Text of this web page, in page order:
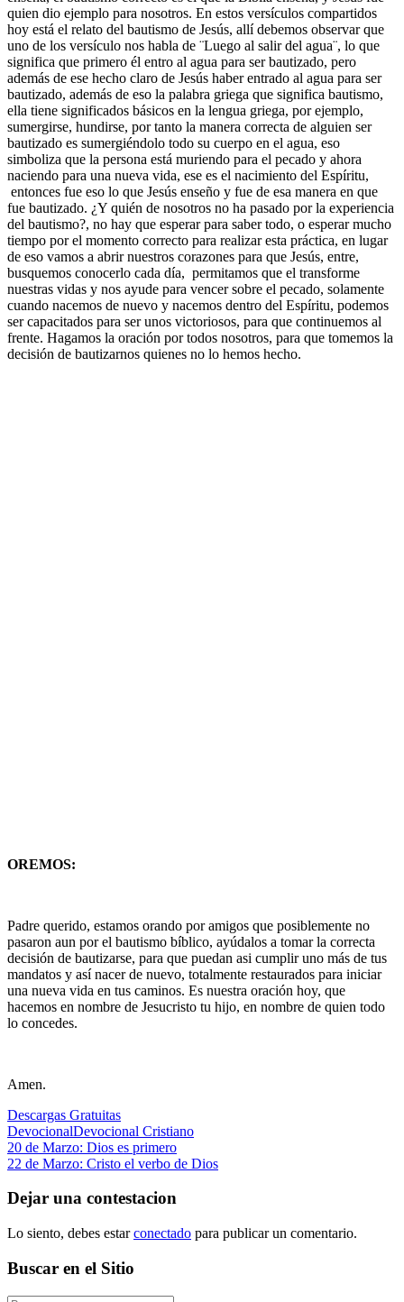
quien dio ejemplo para nosotros. En estos versículos compartidos
hoy está el relato del bautismo de Jesús, allí debemos observar que
uno de los versículo nos habla de ¨Luego al salir del agua¨, lo que
significa que primero él entro al agua para ser bautizado, pero
además de ese hecho claro de Jesús haber entrado al agua para ser
bautizado, además de eso la palabra griega que significa bautismo,
ella tiene significados básicos en la lengua griega, por ejemplo,
sumergirse, hundirse, por tanto la manera correcta de alguien ser
bautizado es sumergiéndolo todo su cuerpo en el agua, eso
simboliza que la persona está muriendo para el pecado y ahora
naciendo para una nueva vida, ese es el nacimiento del Espíritu,
entonces fue eso lo que Jesús enseño y fue de esa manera en que
fue bautizado. ¿Y quién de nosotros no ha pasado por la experiencia
del bautismo?, no hay que esperar para saber todo, o esperar mucho
tiempo por el momento correcto para realizar esta práctica, en lugar
de eso vamos a abrir nuestros corazones para que Jesús, entre,
busquemos conocerlo cada día, permitamos que el transforme
nuestras vidas y nos ayude para vencer sobre el pecado, solamente
cuando nacemos de nuevo y nacemos dentro del Espíritu, podemos
ser capacitados para ser unos victoriosos, para que continuemos al
frente. Hagamos la oración por todos nosotros, para que tomemos la
decisión de bautizarnos quienes no lo hemos hecho.
OREMOS:
Padre querido, estamos orando por amigos que posiblemente no
pasaron aun por el bautismo bíblico, ayúdalos a tomar la correcta
decisión de bautizarse, para que puedan asi cumplir uno más de tus
mandatos y así nacer de nuevo, totalmente restaurados para iniciar
una nueva vida en tus caminos. Es nuestra oración hoy, que
hacemos en nombre de Jesucristo tu hijo, en nombre de quien todo
lo concedes.
Amen.
Descargas Gratuitas
DevocionalDevocional Cristiano
Navegación
de
entradas
Entrada
anterior:
20 de Marzo: Dios es primero
Siguiente
22 de Marzo: Cristo el verbo de Dios
Dejar una contestacion
Lo siento, debes estarconectado para publicar un comentario.
Buscar en el Sitio